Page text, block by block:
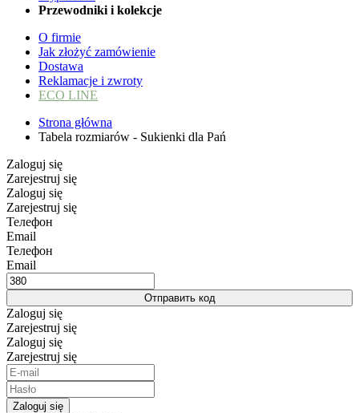
Przewodniki i kolekcje
O firmie
Jak złożyć zamówienie
Dostawa
Reklamacje i zwroty
ECO LINE
Strona główna
Tabela rozmiarów - Sukienki dla Pań
Zaloguj się
Zarejestruj się
Zaloguj się
Zarejestruj się
Телефон
Email
Телефон
Email
Отправить код
Zaloguj się
Zarejestruj się
Zaloguj się
Zarejestruj się
Zaloguj się